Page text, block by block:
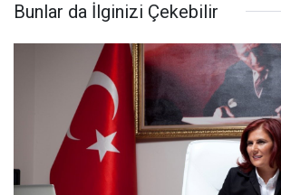
Bunlar da İlginizi Çekebilir